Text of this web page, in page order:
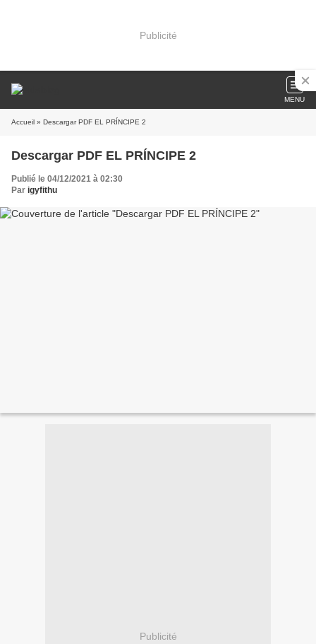
Publicité
MENU
Accueil » Descargar PDF EL PRÍNCIPE 2
Descargar PDF EL PRÍNCIPE 2
Publié le 04/12/2021 à 02:30
Par igyfithu
Publicité